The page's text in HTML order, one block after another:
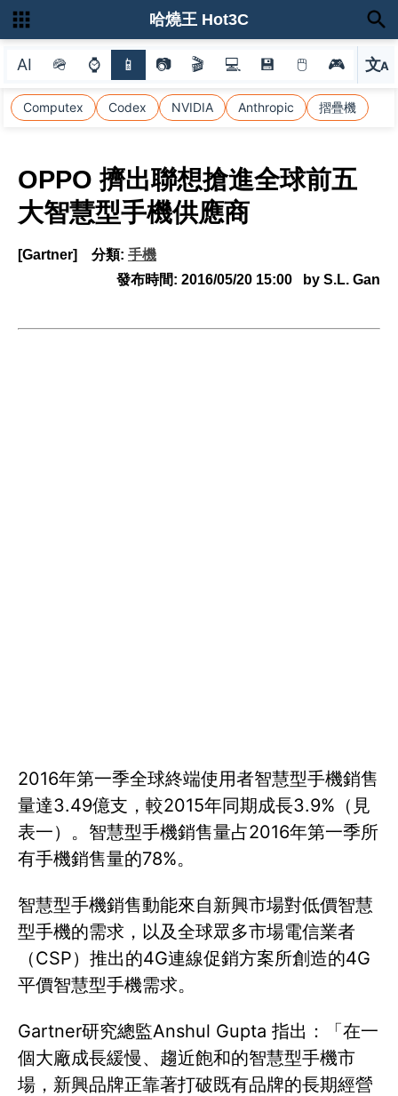
AI 🪖 ⌚ 📱 📷 🎬 💻 💾 🖱 🎮 文A
選
Computex Codex NVIDIA Anthropic 摺疊機
哈燒王 Hot3C
OPPO 擠出聯想搶進全球前五
大智慧型手機供應商
[Gartner] 分類: 手機
發布時間: 2016/05/20 15:00 by S.L. Gan
2016年第一季全球終端使用者智慧型手機銷售
量達3.49億支，較2015年同期成長3.9%（見
表一）。智慧型手機銷售量占2016年第一季所
有手機銷售量的78%。
智慧型手機銷售動能來自新興市場對低價智慧
型手機的需求，以及全球眾多市場電信業者
（CSP）推出的4G連線促銷方案所創造的4G
平價智慧型手機需求。
Gartner研究總監Anshul Gupta 指出：「在一
個大廠成長緩慢、趨近飽和的智慧型手機市
場，新興品牌正靠著打破既有品牌的長期經營